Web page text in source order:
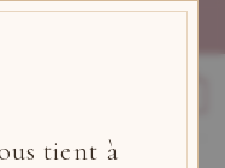
tient à